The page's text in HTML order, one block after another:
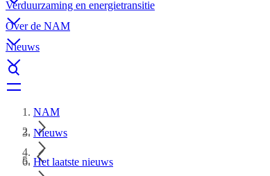
Verduurzaming en energietransitie
Over de NAM
Nieuws
NAM
Nieuws
Het laatste nieuws